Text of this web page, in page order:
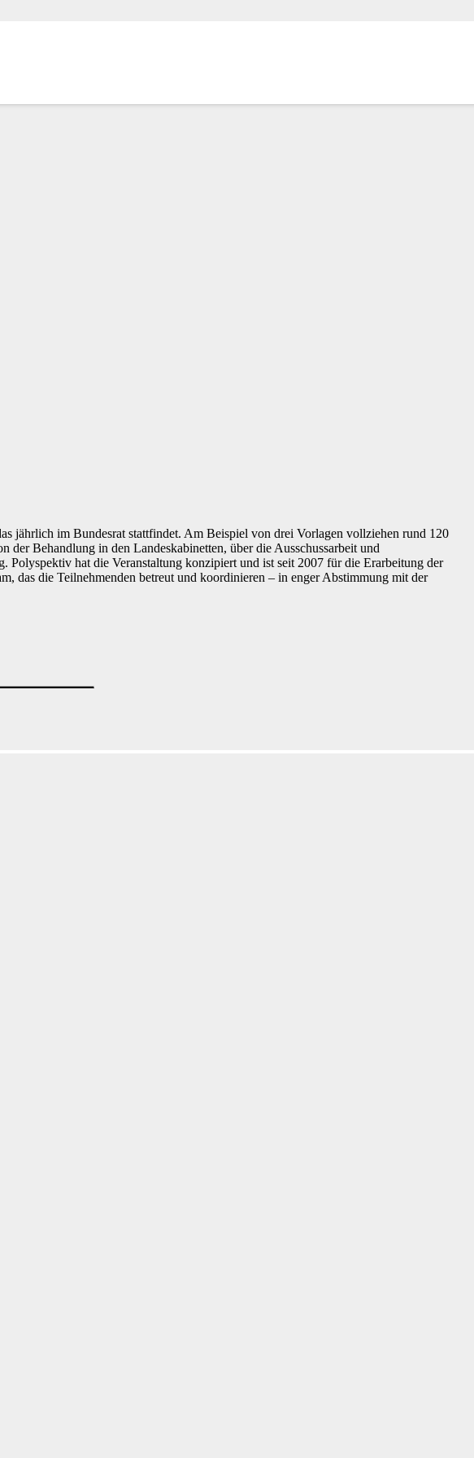
jährlich im Bundesrat stattfindet. Am Beispiel von drei Vorlagen vollziehen rund 120
der Behandlung in den Landeskabinetten, über die Ausschussarbeit und
Polyspektiv hat die Veranstaltung konzipiert und ist seit 2007 für die Erarbeitung der
das die Teilnehmenden betreut und koordinieren – in enger Abstimmung mit der